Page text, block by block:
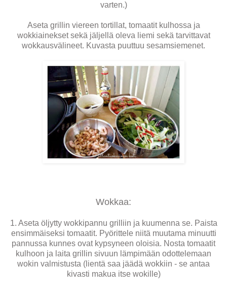
varten.)
Aseta grillin viereen tortillat, tomaatit kulhossa ja
wokkiainekset sekä jäljellä oleva liemi sekä tarvittavat
wokkausvälineet. Kuvasta puuttuu sesamsiemenet.
Wokkaa:
1. Aseta öljytty wokkipannu grilliin ja kuumenna se. Paista
ensimmäiseksi tomaatit. Pyörittele niitä muutama minuutti
pannussa kunnes ovat kypsyneen oloisia. Nosta tomaatit
kulhoon ja laita grillin sivuun lämpimään odottelemaan
wokin valmistusta (lientä saa jäädä wokkiin - se antaa
kivasti makua itse wokille)